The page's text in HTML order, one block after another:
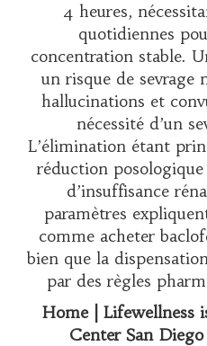
4 heures,
quotidiennes
concentration stable.
un risque de sevrage
hallucinations et
nécessité d’un
L’élimination étant
réduction
d’insuffisance
paramètres
comme acheter
bien que la
par des règles
Home | Lifewellness
Center San